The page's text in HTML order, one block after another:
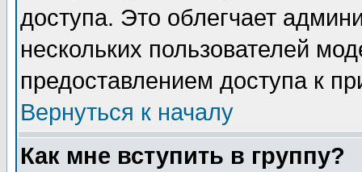
доступа. Это облегчает
нескольких пользователей
предоставлением доступа к
Вернуться к началу
Как мне вступить в группу?